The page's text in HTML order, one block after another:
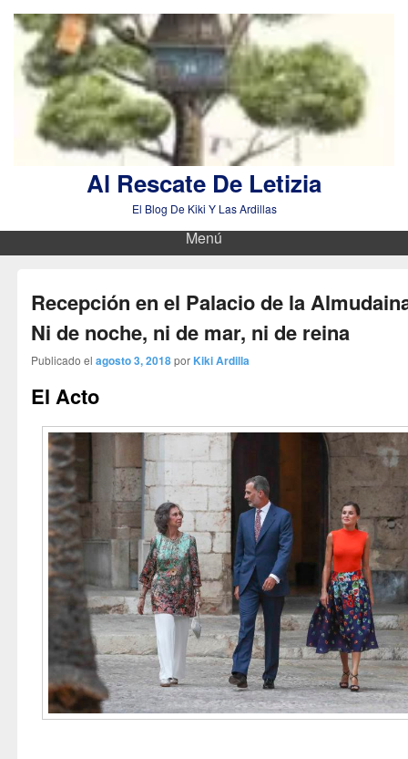
Al Rescate De Letizia
El Blog De Kiki Y Las Ardillas
Menú
Recepción en el Palacio de la
Ni de noche, ni de mar, ni de reina
Publicado el agosto 3, 2018por Kiki Ardilla
El Acto